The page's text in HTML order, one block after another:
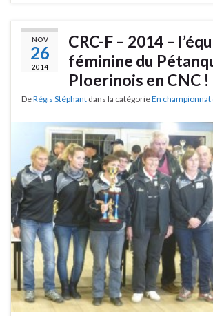
NOV
26
2014
CRC-F – 2014 –
féminine du
Ploerinois en CNC !
DeRégis Stéphant dans la catégorieEn championnat